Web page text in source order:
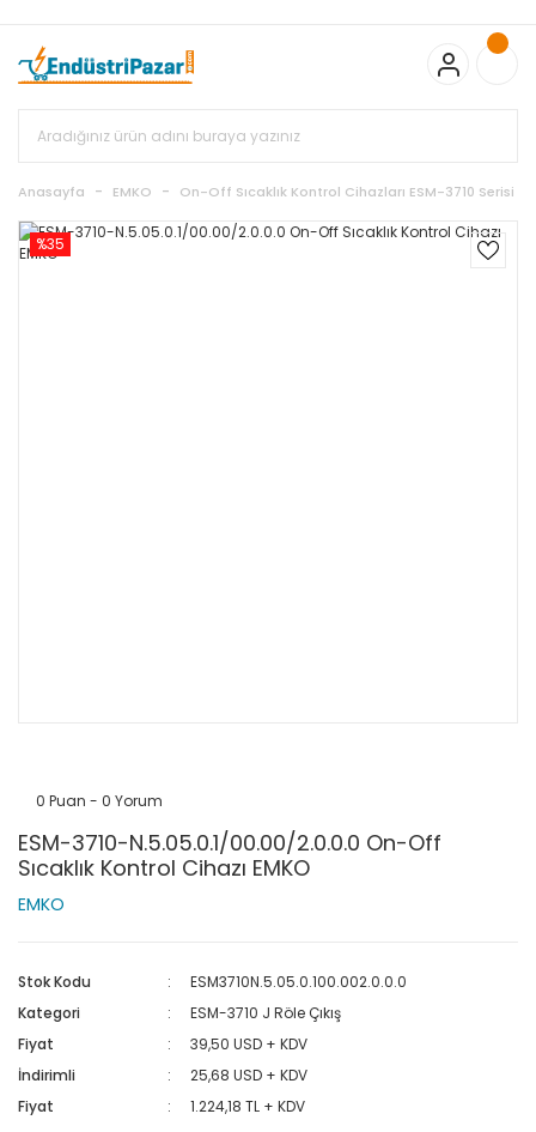
Bayonet J Tip Termokupul Ürünlerinde 50 Adet Alımlarda
Sepette Ekstra %5 İskonto...
50.000,00TL ve Üzeri EMKO Ürünleri
Alışverişlerinizde Sepette %5 EK İNDİRİM...
%15 İskonto... 50.000,00TL ve Üzeri GEMO Ürünleri
Alışverişlerinizde Sepette %3 EK İNDİRİM...
Standart Bayonet J Tip Termokupul Ürünlerinde 100 Adet
Anasayfa EMKO On-Off Sıcaklık Kontrol Cihazları ESM-3710 Serisi
%35
0 Puan - 0 Yorum
ESM-3710-N.5.05.0.1/00.00/2.0.0.0 On-Off
Sıcaklık Kontrol Cihazı EMKO
EMKO
Stok Kodu
ESM3710N.5.05.0.100.002.0.0.0
Kategori
ESM-3710 J Röle Çıkış
Fiyat
39,50 USD + KDV
İndirimli
25,68 USD + KDV
Fiyat
1.224,18 TL + KDV